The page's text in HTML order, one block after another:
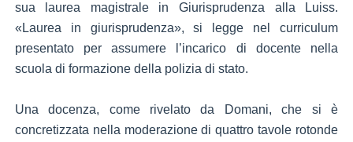
sua laurea magistrale in Giurisprudenza alla Luiss.
«Laurea in giurisprudenza», si legge nel curriculum
presentato per assumere l’incarico di docente nella
scuola di formazione della polizia di stato.
Una docenza, come rivelato da Domani, che si è
concretizzata nella moderazione di quattro tavole rotonde